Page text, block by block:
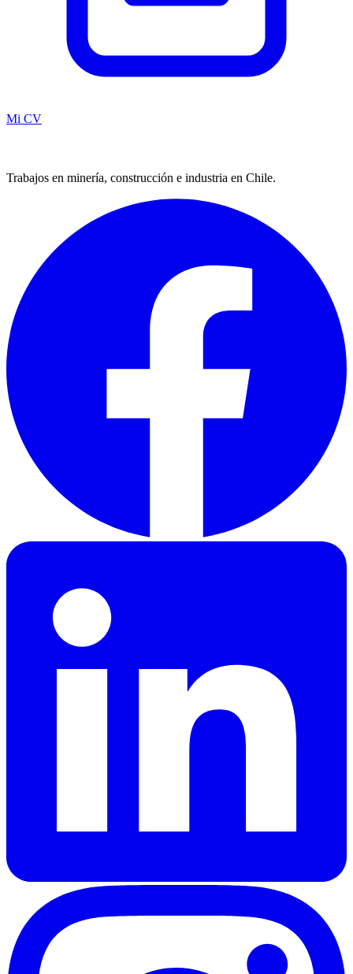
Mi CV
Trabajos en minería, construcción e industria en Chile.